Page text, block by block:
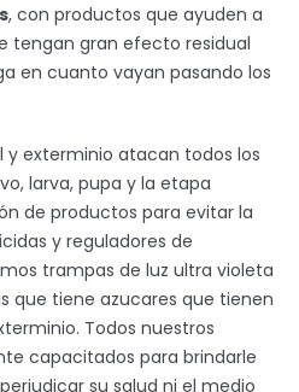
, con productos que ayuden a
tengan gran efecto residual
en cuanto vayan pasando los
exterminio atacan todos los
larva, pupa y la etapa
de productos para evitar la
y reguladores de
trampas de luz ultra violeta
que tiene azucares que tienen
Todos nuestros
capacitados para brindarle
su salud ni el medio